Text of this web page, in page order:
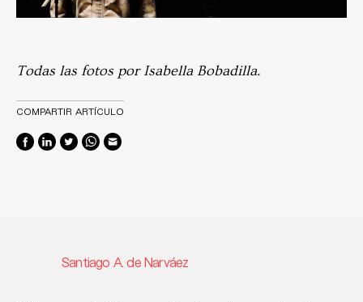
Todas las fotos por Isabella Bobadilla.
COMPARTIR ARTÍCULO
Santiago A. de Narváez